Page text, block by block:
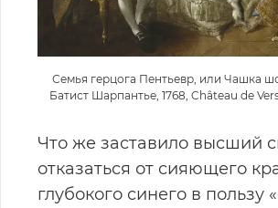
Семья герцога Пентьевр, или Чашка
Батист Шарпантье, 1768, Château de
Что же заставило высший
отказаться от сияющего
глубокого синего в пользу